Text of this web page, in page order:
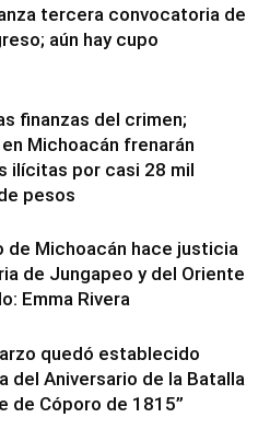
tercera convocatoria de
aún hay cupo
finanzas del crimen;
Michoacán frenarán
ilícitas por casi 28 mil
pesos
de Michoacán hace justicia
de Jungapeo y del Oriente
Emma Rivera
quedó establecido
del Aniversario de la Batalla
de Cóporo de 1815”